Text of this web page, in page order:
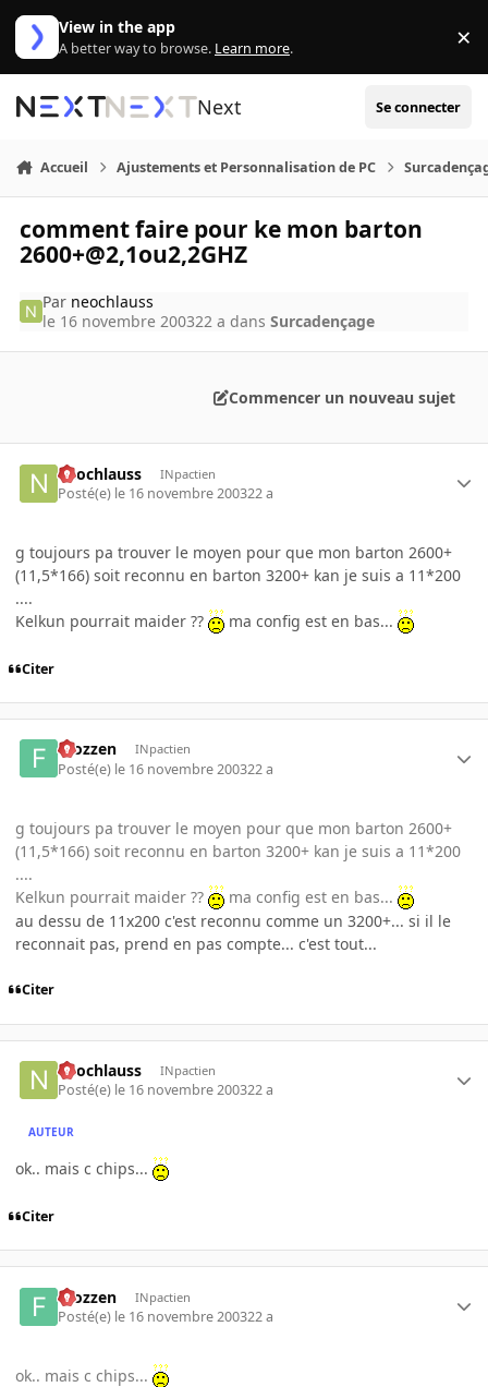
Aller au contenu
View in the app
A better way to browse. Learn more. ×
Next Se connecter
Accueil Ajustements et Personnalisation de PC
comment faire pour ke mon barton
2600+@2,1ou2,2GHZ
Par neochlauss
le 16 novembre 200322 a dansSurcadençage
Commencer un nouveau sujet
neochlauss INpactien
Posté(e) le 16 novembre 200322 a
g toujours pa trouver le moyen pour que mon barton 2600+
(11,5*166) soit reconnu en barton 3200+ kan je suis a 11*200
....
Kelkun pourrait maider ??
ma config est en bas...
Citer
Frozzen INpactien
Posté(e) le 16 novembre 200322 a
g toujours pa trouver le moyen pour que mon barton 2600+
(11,5*166) soit reconnu en barton 3200+ kan je suis a 11*200
....
Kelkun pourrait maider ??
ma config est en bas...
au dessu de 11x200 c'est reconnu comme un 3200+... si il le
reconnait pas, prend en pas compte... c'est tout...
Citer
neochlauss INpactien
Posté(e) le 16 novembre 200322 a
AUTEUR
ok.. mais c chips...
Citer
Frozzen INpactien
Posté(e) le 16 novembre 200322 a
ok.. mais c chips...